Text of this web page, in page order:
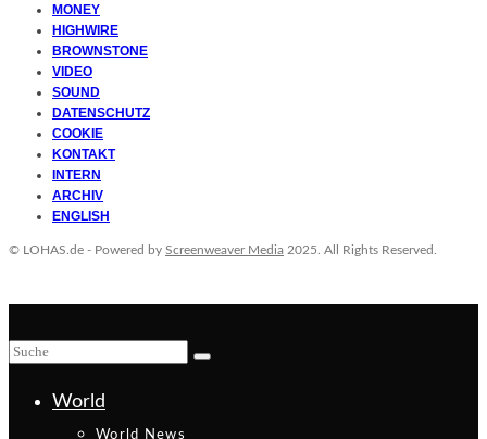
MONEY
HIGHWIRE
BROWNSTONE
VIDEO
SOUND
DATENSCHUTZ
COOKIE
KONTAKT
INTERN
ARCHIV
ENGLISH
© LOHAS.de - Powered by Screenweaver Media 2025. All Rights Reserved.
World
World News